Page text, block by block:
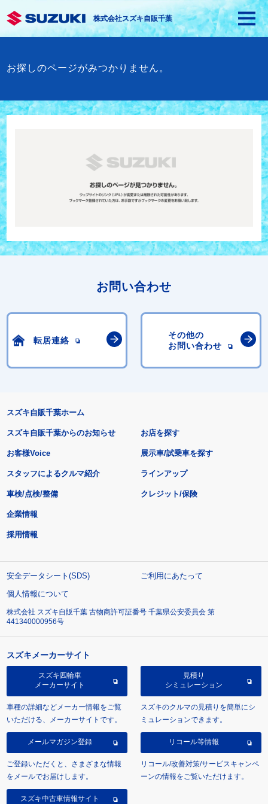
株式会社スズキ自販千葉
お探しのページがみつかりません。
お問い合わせ
転居連絡
その他の
お問い合わせ
スズキ自販千葉ホーム
スズキ自販千葉からのお知らせ
お客様Voice
スタッフによるクルマ紹介
お店を探す
展示車/試乗車を探す
ラインアップ
車検/点検/整備 クレジット/保険
企業情報
採用情報
安全データシート(SDS)
ご利用にあたって
個人情報について
株式会社 スズキ自販千葉 古物商許可証番号 千葉県公安委員会 第
441340000956号
スズキメーカーサイト
スズキ四輪車
メーカーサイト
車種の詳細などメーカー情報をご覧
いただける、メーカーサイトです。
見積り
シミュレーション
スズキのクルマの見積りを簡単にシ
ミュレーションできます。
メールマガジン登録
ご登録いただくと、さまざまな情報
をメールでお届けします。
リコール等情報
リコール/改善対策/サービスキャンペ
ーンの情報をご覧いただけます。
スズキ中古車情報サイト